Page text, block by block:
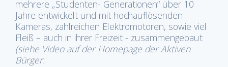
mehrere „Studenten- Generationen“ über 10
Jahre entwickelt und mit hochauflösenden
Kameras, zahlreichen Elektromotoren, sowie viel
Fleiß – auch in ihrer Freizeit - zusammengebaut
(siehe Video auf der Homepage der Aktiven
Bürger: